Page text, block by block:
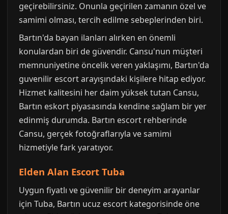
geçirebilirsiniz. Onunla geçirilen zamanın özel ve
samimi olması, tercih edilme sebeplerinden biri.
Bartın'da bayan ilanları alırken en önemli
konulardan biri de güvendir. Cansu'nun müşteri
memnuniyetine öncelik veren yaklaşımı, Bartın'da
guvenilir escort arayışındaki kişilere hitap ediyor.
Hizmet kalitesini her daim yüksek tutan Cansu,
Bartın eskort piyasasında kendine sağlam bir yer
edinmiş durumda. Bartın escort rehberinde
Cansu, gerçek fotoğraflarıyla ve samimi
hizmetiyle fark yaratıyor.
Elden Alan Escort Tuba
Uygun fiyatlı ve güvenilir bir deneyim arayanlar
için Tuba, Bartın ucuz escort kategorisinde öne